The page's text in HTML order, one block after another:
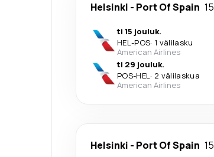
Helsinki - Port Of Spain
ti 15 jouluk.
HEL-POS· 1 välilasku
American Airlines
ti 29 jouluk.
POS-HEL· 2 välilaskua
American Airlines
Helsinki - Port Of Spain